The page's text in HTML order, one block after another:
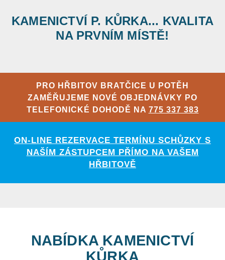
KAMENICTVÍ P. KŮRKA... KVALITA
NA PRVNÍM MÍSTĚ!
PRO HŘBITOV BRATČICE U POTĚH
ZAMĚŘUJEME NOVÉ OBJEDNÁVKY PO
TELEFONICKÉ DOHODĚ NA 775 337 383
ON-LINE REZERVACE TERMÍNU SCHŮZKY S
NAŠÍM ZÁSTUPCEM PŘÍMO NA VAŠEM
HŘBITOVĚ
NABÍDKA KAMENICTVÍ
KŮRKA